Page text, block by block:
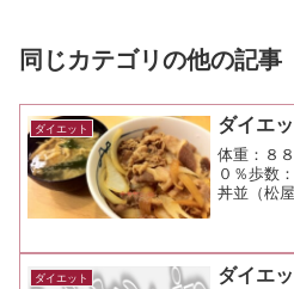
同じカテゴリの他の記事
ダイエット ダイエ
体重：８
０％歩数
丼並（松
夕食：打
食：メモ
ない
ダイエット ダイエ